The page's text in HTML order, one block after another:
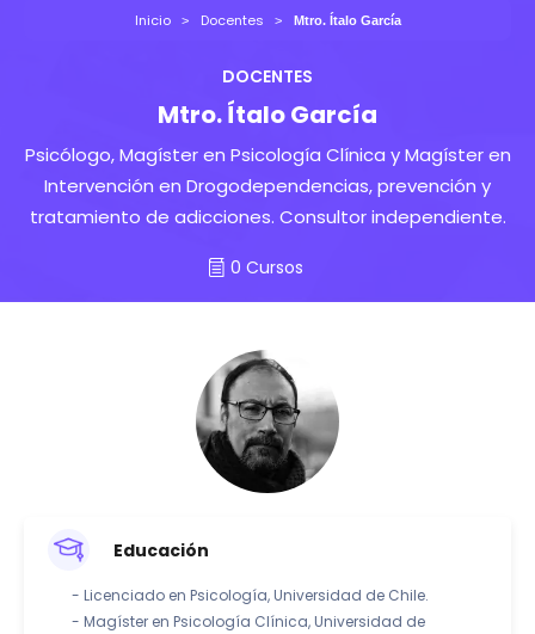
Inicio Docentes Mtro. Ítalo García
DOCENTES
Mtro. Ítalo García
Psicólogo, Magíster en Psicología Clínica y Magíster en
Intervención en Drogodependencias, prevención y
tratamiento de adicciones. Consultor independiente.
0 Cursos
Educación
- Licenciado en Psicología, Universidad de Chile.
- Magíster en Psicología Clínica, Universidad de